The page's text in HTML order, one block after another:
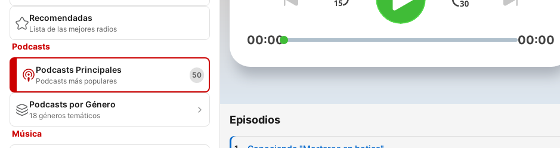
Recomendadas
Lista de las mejores radios
Podcasts
Podcasts Principales
Podcasts más populares
50
Podcasts por Género
18 géneros temáticos
Música
00:00 00:00
Episodios